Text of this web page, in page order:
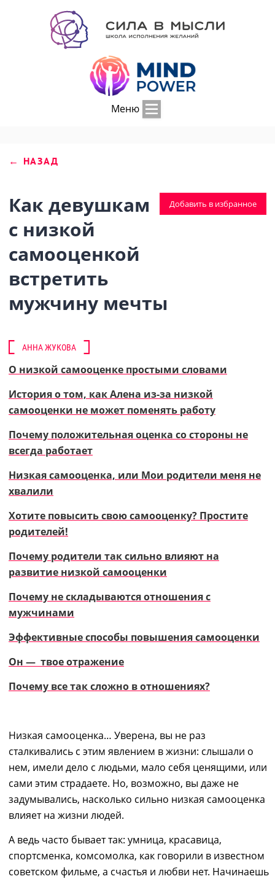
Меню
← НАЗАД
Добавить в избранное
Как девушкам
с низкой
самооценкой
встретить
мужчину мечты
АННА ЖУКОВА
О низкой самооценке простыми словами
История о том, как Алена из-за низкой
самооценки не может поменять работу
Почему положительная оценка со стороны не
всегда работает
Низкая самооценка, или Мои родители меня не
хвалили
Хотите повысить свою самооценку? Простите
родителей!
Почему родители так сильно влияют на
развитие низкой самооценки
Почему не складываются отношения с
мужчинами
Эффективные способы повышения самооценки
Он — твое отражение
Почему все так сложно в отношениях?
Низкая самооценка… Уверена, вы не раз
сталкивались с этим явлением в жизни: слышали о
нем, имели дело с людьми, мало себя ценящими, или
сами этим страдаете. Но, возможно, вы даже не
задумывались, насколько сильно низкая самооценка
влияет на жизни людей.
А ведь часто бывает так: умница, красавица,
спортсменка, комсомолка, как говорили в известном
советском фильме, а счастья и любви нет. Начинаешь